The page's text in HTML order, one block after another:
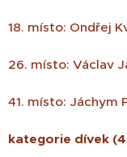
18. místo: Ondřej
26. místo: Václav
41. místo: Jáchym
kategorie dívek